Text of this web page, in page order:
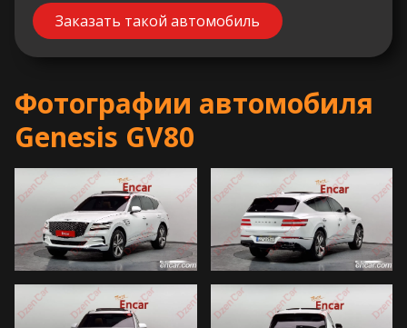
Заказать такой автомобиль
Фотографии автомобиля
Genesis GV80